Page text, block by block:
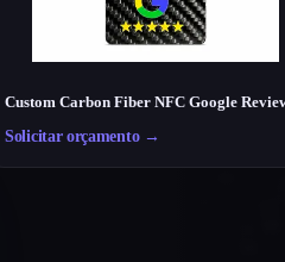
Solicitar orçamento→